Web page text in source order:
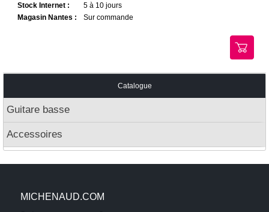
Stock Internet :
5 à 10 jours
Magasin Nantes :
Sur commande
Catalogue
Guitare basse
Accessoires
MICHENAUD.COM